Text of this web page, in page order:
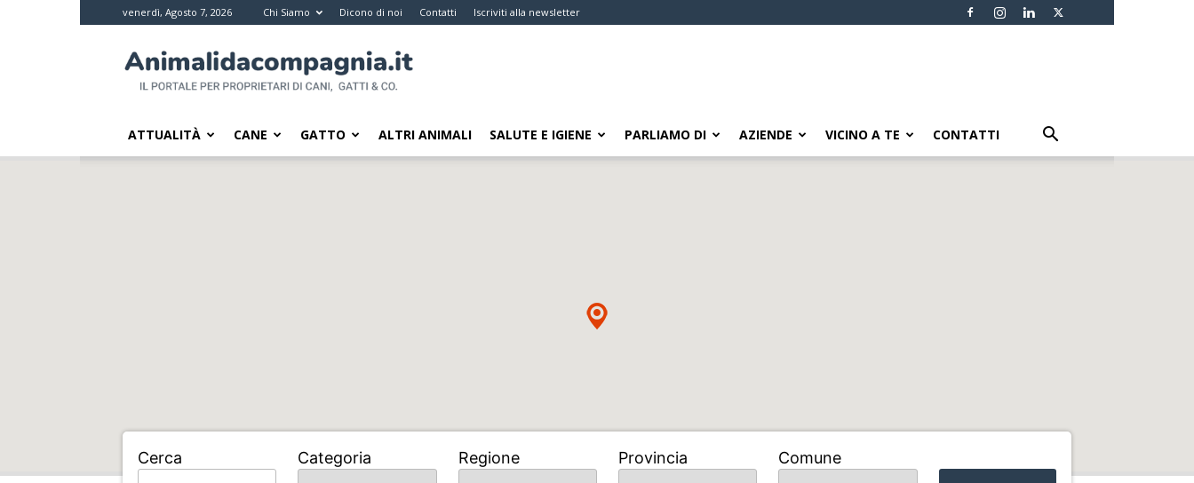
venerdì, Agosto 7, 2026 Chi Siamo Dicono di noi Contatti Iscriviti alla newsletter
da
compagnia
Il
ATTUALITÀ CANE GATTO ALTRI ANIMALI SALUTE E IGIENE PARLIAMO DI AZIENDE VICINO A TE CONTATTI
Cerca Categoria Regione Provincia Comune